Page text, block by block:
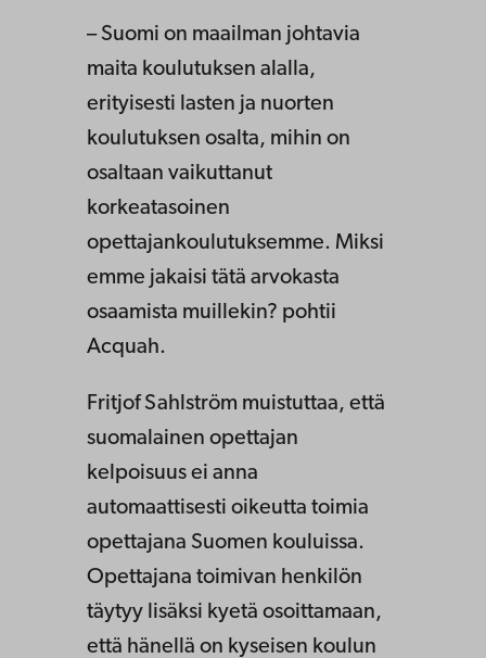
– Suomi on maailman johtavia
maita koulutuksen alalla,
erityisesti lasten ja nuorten
koulutuksen osalta, mihin on
osaltaan vaikuttanut
korkeatasoinen
opettajankoulutuksemme. Miksi
emme jakaisi tätä arvokasta
osaamista muillekin? pohtii
Acquah.
Fritjof Sahlström muistuttaa, että
suomalainen opettajan
kelpoisuus ei anna
automaattisesti oikeutta toimia
opettajana Suomen kouluissa.
Opettajana toimivan henkilön
täytyy lisäksi kyetä osoittamaan,
että hänellä on kyseisen koulun